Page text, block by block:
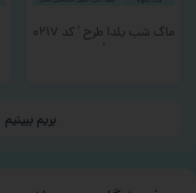
ماگ شب یلدا طرح ‘ کد ۰۲۱۷
‘
بریم ببینیم